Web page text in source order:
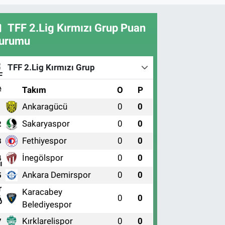
TFF 2.Lig Kırmızı Grup Puan
TFF 2.Lig Kırmızı Grup
Takım O P
Ankaragücü 0 0
Sakaryaspor 0 0
Fethiyespor 0 0
İnegölspor 0 0
Ankara Demirspor 0 0
Karacabey
Belediyespor
0 0
Kırklarelispor 0 0